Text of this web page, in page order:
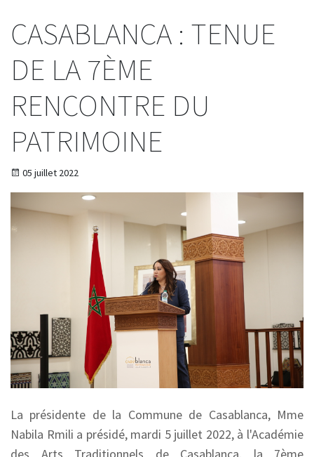
CASABLANCA : TENUE
DE LA 7ÈME
RENCONTRE DU
PATRIMOINE
05 juillet 2022
La présidente de la Commune de Casablanca, Mme
Nabila Rmili a présidé, mardi 5 juillet 2022, à l'Académie
des Arts Traditionnels de Casablanca, la 7ème